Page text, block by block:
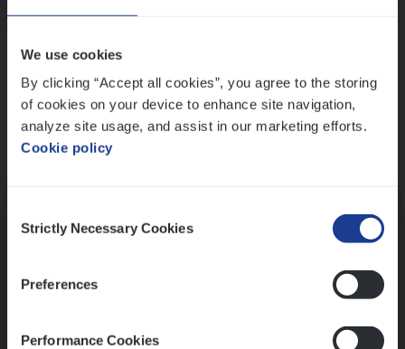
We use cookies
By clicking “Accept all cookies”, you agree to the storing
of cookies on your device to enhance site navigation,
analyze site usage, and assist in our marketing efforts.
Cookie policy
Selection
Strictly Necessary Cookies
Preferences
Performance Cookies